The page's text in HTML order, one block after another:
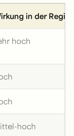
in der
hoch
hoch